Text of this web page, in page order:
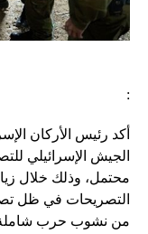
:
أكد رئيس الأركان
الجيش الإسرائيلي
محتمل، وذلك خلال
التصريحات في ظل
من نشوب حرب شاملة،